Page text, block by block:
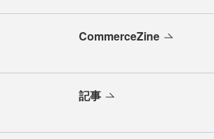
CommerceZine
記事